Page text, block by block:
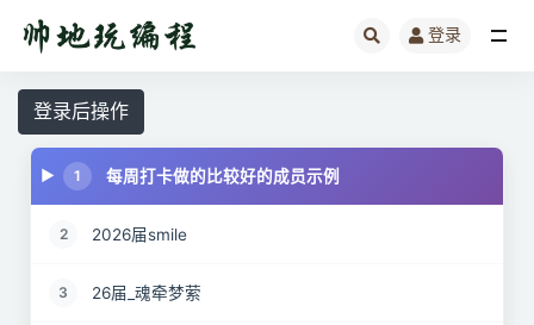
登录
登录后操作
1 每周打卡做的比较好的成员示例
2 2026届smile
3 26届_魂牵梦萦